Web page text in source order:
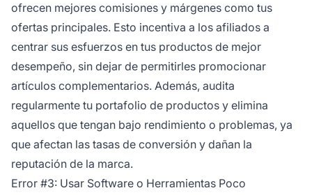
ofrecen mejores comisiones y márgenes como tus
ofertas principales. Esto incentiva a los afiliados a
centrar sus esfuerzos en tus productos de mejor
desempeño, sin dejar de permitirles promocionar
artículos complementarios. Además, audita
regularmente tu portafolio de productos y elimina
aquellos que tengan bajo rendimiento o problemas, ya
que afectan las tasas de conversión y dañan la
reputación de la marca.
Error #3: Usar Software o Herramientas Poco